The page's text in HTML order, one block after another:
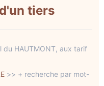
tiers
du HAUTMONT, aux tarif
>> + recherche par mot-